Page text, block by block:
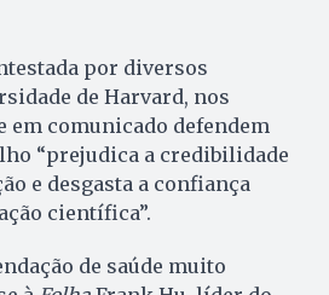
por diversos
de Harvard, nos
em comunicado defendem
“prejudica a credibilidade
e desgasta a confiança
científica”.
de saúde muito